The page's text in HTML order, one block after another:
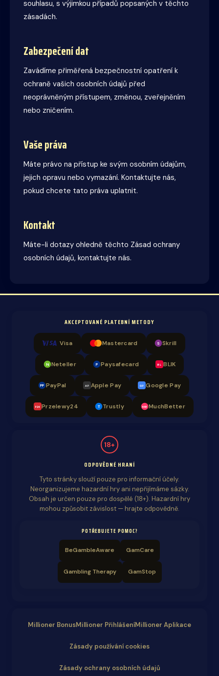
souhlasu, s výjimkou případů popsaných v těchto
zásadách.
Zabezpečení dat
Zavádíme přiměřená bezpečnostní opatření k
ochraně vašich osobních údajů před
neoprávněným přístupem, změnou, zveřejněním
nebo zničením.
Vaše práva
Máte právo na přístup ke svým osobním údajům,
jejich opravu nebo vymazání. Kontaktujte nás,
pokud chcete tato práva uplatnit.
Kontakt
Máte-li dotazy ohledně těchto Zásad ochrany
osobních údajů, kontaktujte nás.
AKCEPTOVANÉ PLATEBNÍ METODY
Visa Mastercard S Skrill
N Neteller P Paysafecard BL BLIK
PP PayPal AP Apple Pay GP Google Pay
P24 Przelewy24 T Trustly MB MuchBetter
18+
ODPOVĚDNÉ HRANÍ
Tyto stránky slouží pouze pro informační účely.
Neorganizujeme hazardní hry ani nepřijímáme sázky.
Obsah je určen pouze pro dospělé (18+). Hazardní hry
mohou způsobit závislost — hrajte odpovědně.
POTŘEBUJETE POMOC?
BeGambleAware GamCare
Gambling Therapy GamStop
Millioner BonusMillioner PřihlášeníMillioner Aplikace
Zásady používání cookies
Zásady ochrany osobních údajů